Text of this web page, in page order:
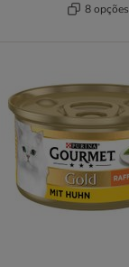
8 opções